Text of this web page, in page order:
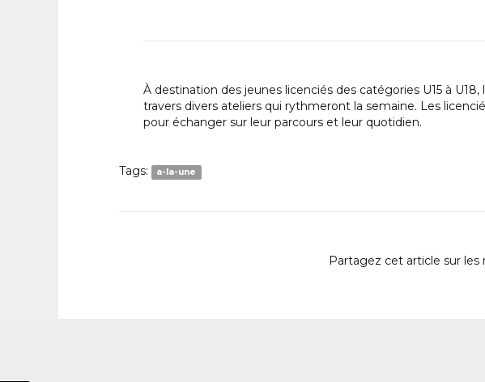
À destination des jeunes licenciés des catégories U15 à
travers divers ateliers qui rythmeront la semaine. Les
pour échanger sur leur parcours et leur quotidien.
Tags: a-la-une